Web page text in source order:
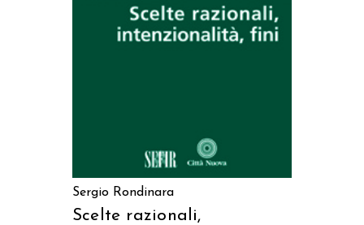
AGGIUNGI AL CARRELLO
Sergio Rondinara
Scelte razionali,